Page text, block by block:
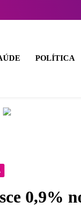
POLÍTICA
0,9%